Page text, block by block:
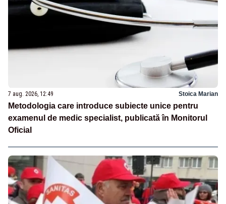
7 aug. 2026, 12:49 Stoica Marian
Metodologia care introduce subiecte unice pentru
examenul de medic specialist, publicată în Monitorul
Oficial